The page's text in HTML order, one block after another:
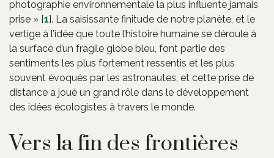
photographie environnementale la plus influente jamais
prise » [1]. La saisissante finitude de notre planète, et le
vertige à l’idée que toute l’histoire humaine se déroule à
la surface d’un fragile globe bleu, font partie des
sentiments les plus fortement ressentis et les plus
souvent évoqués par les astronautes, et cette prise de
distance a joué un grand rôle dans le développement
des idées écologistes à travers le monde.
Vers la fin des frontières